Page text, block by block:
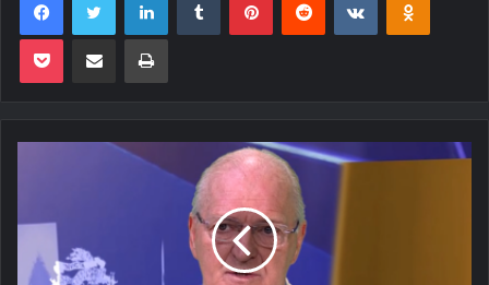
Pocket Compartilhar via e-mail Imprimir